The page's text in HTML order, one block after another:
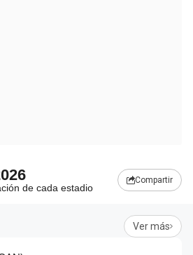
de cada estadio
Compartir
Ver más